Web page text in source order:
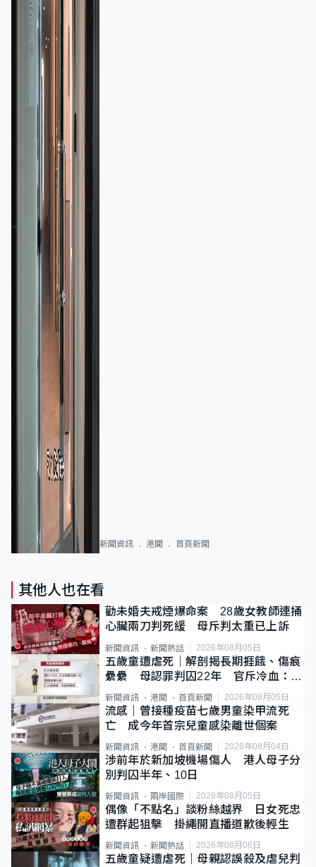
新聞資訊 港聞 首頁新聞
其他人也在看
勸未婚夫戒煙爆命案 28歲女教師連捅
心臟兩刀判死緩 母斥判太重已上訴
新聞資訊 新聞熱話 2026年08月05日
五歲童遭虐死｜解剖揭長期捱餓、傷痕
纍纍 母認罪判囚22年 官斥冷血：同
類案最惡劣
新聞資訊 港聞 首頁新聞 2026年08月05日
流感｜曾接種疫苗七歲男童染甲流死
亡 成今年首宗兒童感染離世個案
新聞資訊 港聞 首頁新聞 2026年08月04日
涉前年於新加坡機場傷人 港人母子分
別判囚半年、10日
新聞資訊 兩岸國際 2026年08月05日
偶像「不點名」談粉絲越界 日女死忠
遭群起狙擊 掛繩開直播道歉後輕生
新聞資訊 新聞熱話 2026年08月06日
五歲童疑遭虐死｜母親認誤殺及虐兒判